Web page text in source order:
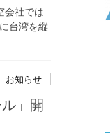
会社では
台湾を縦
お知らせ
」開